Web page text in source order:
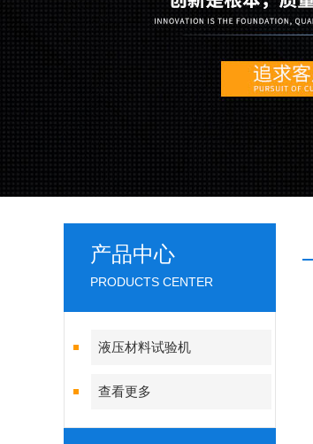
产品中心
PRODUCTS CENTER
液压材料试验机
查看更多